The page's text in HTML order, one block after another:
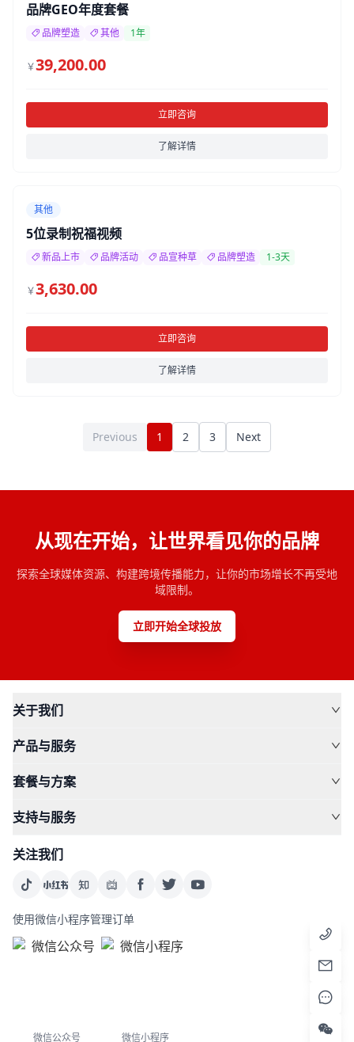
品牌GEO年度套餐
品牌塑造 其他 1年
￥39,200.00
立即咨询
了解详情
其他
5位录制祝福视频
新品上市 品牌活动 品宣种草 品牌塑造 1-3天
￥3,630.00
立即咨询
了解详情
Previous 1 2 3 Next
从现在开始，让世界看见你的品牌
探索全球媒体资源、构建跨境传播能力，让你的市场增长不再受地
域限制。
立即开始全球投放
关于我们
产品与服务
套餐与方案
支持与服务
关注我们
使用微信小程序管理订单
微信公众号 微信小程序